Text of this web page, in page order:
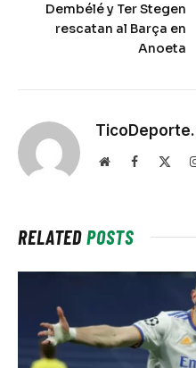
Dembélé y Ter Stegen
rescatan al Barça en
Anoeta
WebsiteFacebook
RELATEDPOSTS